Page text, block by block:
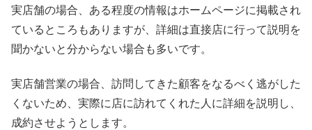
実店舗の場合、ある程度の情報はホームページに掲載され
ているところもありますが、詳細は直接店に行って説明を
聞かないと分からない場合も多いです。
実店舗営業の場合、訪問してきた顧客をなるべく逃がした
くないため、実際に店に訪れてくれた人に詳細を説明し、
成約させようとします。